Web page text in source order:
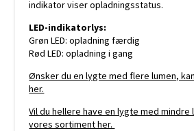
indikator viser opladningsstatus.
LED-indikatorlys:
Grøn LED: opladning færdig
Rød LED: opladning i gang
Ønsker du en lygte med flere lumen,
her.
Vil du hellere have en lygte med mindre
vores sortiment her.